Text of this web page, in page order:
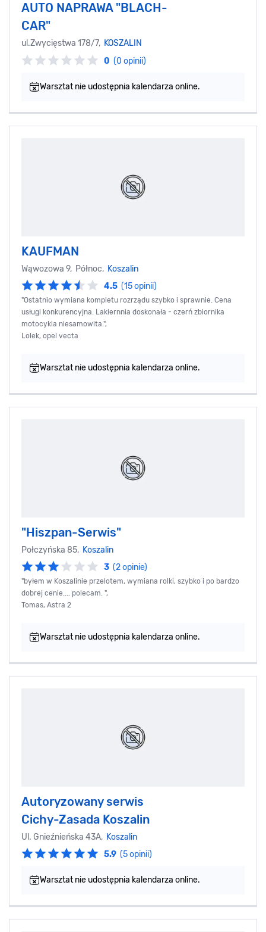
AUTO NAPRAWA "BLACH-
CAR"
ul.Zwycięstwa 178/7, KOSZALIN
0 (0 opinii)
Warsztat nie udostępnia kalendarza online.
KAUFMAN
Wąwozowa 9, Północ, Koszalin
4.5 (15 opinii)
"Ostatnio wymiana kompletu rozrządu szybko i sprawnie. Cena
usługi konkurencyjna. Lakiernnia doskonała - czerń zbiornika
motocykla niesamowita.",
Lolek, opel vecta
Warsztat nie udostępnia kalendarza online.
"Hiszpan-Serwis"
Połczyńska 85, Koszalin
3 (2 opinie)
"byłem w Koszalinie przelotem, wymiana rolki, szybko i po bardzo
dobrej cenie.... polecam. ",
Tomas, Astra 2
Warsztat nie udostępnia kalendarza online.
Autoryzowany serwis
Cichy-Zasada Koszalin
Ul. Gnieźnieńska 43A, Koszalin
5.9 (5 opinii)
Warsztat nie udostępnia kalendarza online.